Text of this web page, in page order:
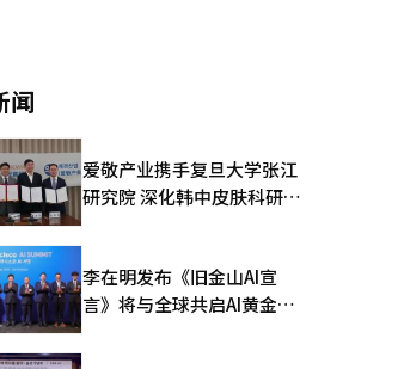
闻
爱敬产业携手复旦大学张江
研究院 深化韩中皮肤科研合
李在明发布《旧金山AI宣
言》将与全球共启AI黄金时